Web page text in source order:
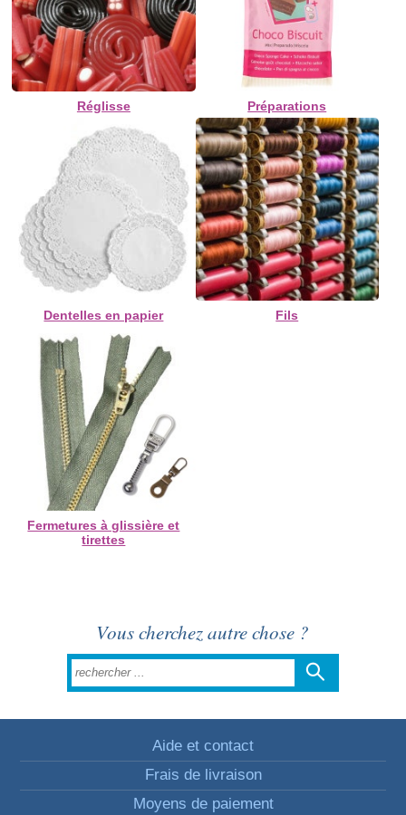
Réglisse Préparations
Dentelles en papier Fils
Fermetures à glissière et
tirettes
Vous cherchez autre chose ?
Aide et contact
Frais de livraison
Moyens de paiement